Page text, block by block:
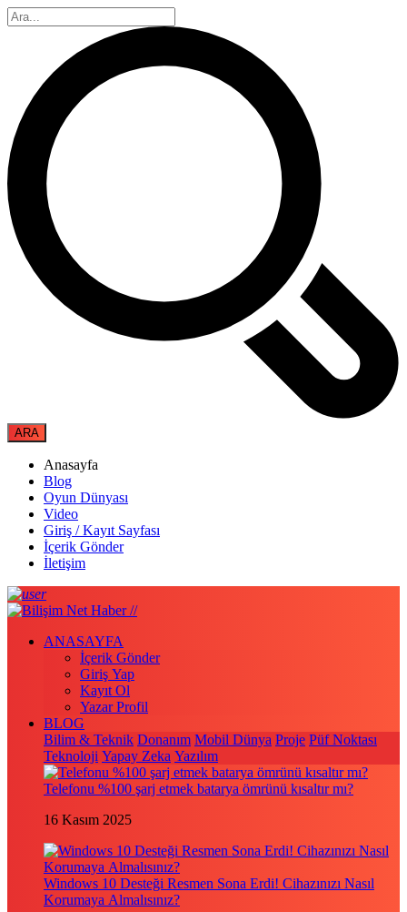
Anasayfa
Blog
Oyun Dünyası
Video
Giriş / Kayıt Sayfası
İçerik Gönder
İletişim
ANASAYFA
İçerik Gönder
Giriş Yap
Kayıt Ol
Yazar Profil
BLOG
Bilim & Teknik Donanım Mobil Dünya Proje Püf Noktası
Teknoloji Yapay Zeka Yazılım
Telefonu %100 şarj etmek batarya ömrünü kısaltır mı?
16 Kasım 2025
Windows 10 Desteği Resmen Sona Erdi! Cihazınızı Nasıl
Korumaya Almalısınız?